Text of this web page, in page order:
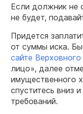
Если должник не
не будет,
Придется
от суммы иска.
сайте
лицо», далее
имущественного
спуститесь вниз
требований.